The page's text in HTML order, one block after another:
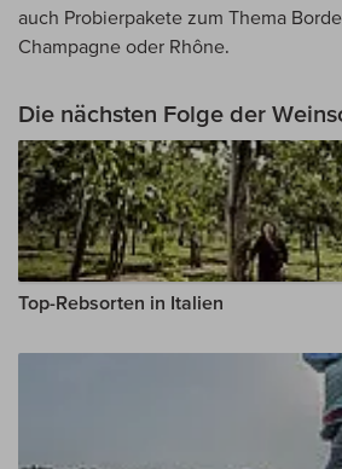
auch Probierpakete zum Thema
Champagne oder Rhône.
Die nächsten Folge der
Top-Rebsorten in Italien